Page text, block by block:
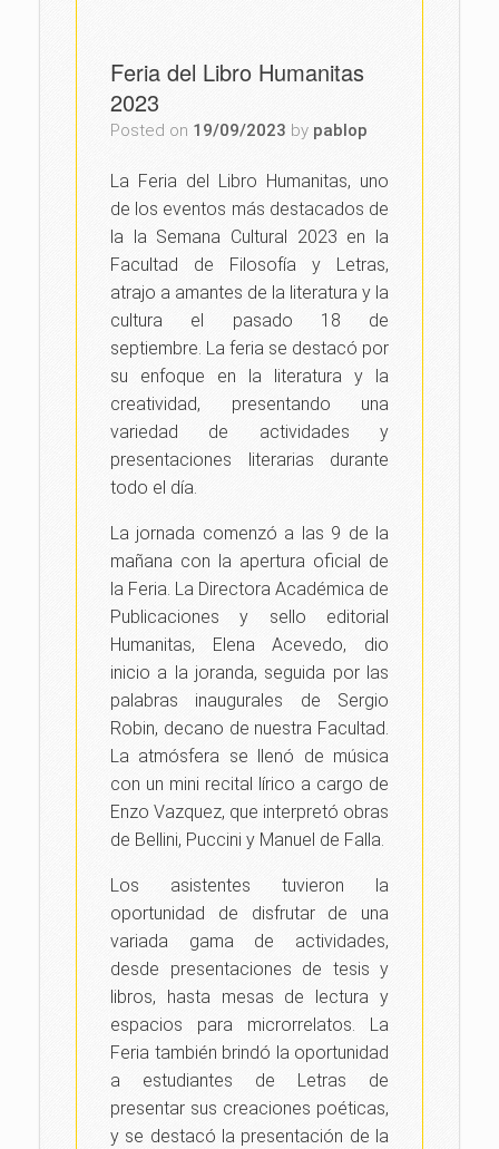
Feria del Libro Humanitas
2023
Posted on 19/09/2023 by pablop
La Feria del Libro Humanitas, uno
de los eventos más destacados de
la la Semana Cultural 2023 en la
Facultad de Filosofía y Letras,
atrajo a amantes de la literatura y la
cultura el pasado 18 de
septiembre. La feria se destacó por
su enfoque en la literatura y la
creatividad, presentando una
variedad de actividades y
presentaciones literarias durante
todo el día.
La jornada comenzó a las 9 de la
mañana con la apertura oficial de
la Feria. La Directora Académica de
Publicaciones y sello editorial
Humanitas, Elena Acevedo, dio
inicio a la joranda, seguida por las
palabras inaugurales de Sergio
Robin, decano de nuestra Facultad.
La atmósfera se llenó de música
con un mini recital lírico a cargo de
Enzo Vazquez, que interpretó obras
de Bellini, Puccini y Manuel de Falla.
Los asistentes tuvieron la
oportunidad de disfrutar de una
variada gama de actividades,
desde presentaciones de tesis y
libros, hasta mesas de lectura y
espacios para microrrelatos. La
Feria también brindó la oportunidad
a estudiantes de Letras de
presentar sus creaciones poéticas,
y se destacó la presentación de la